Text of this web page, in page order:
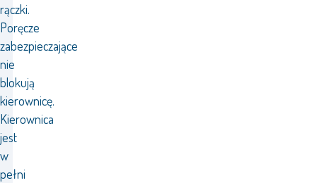
rączki.
Poręcze
zabezpieczające
nie
blokują
kierownicę.
Kierownica
jest
w
pełni